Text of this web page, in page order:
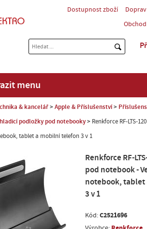
Dostupnost zboží
menu
& kancelář Apple & Příslušenství
podložky pod notebooky Renkforce RF-LTS-
tablet a mobilní telefon 3 v 1
Renkforce RF-
pod notebook -
notebook,
3 v 1
Kód:C2521696